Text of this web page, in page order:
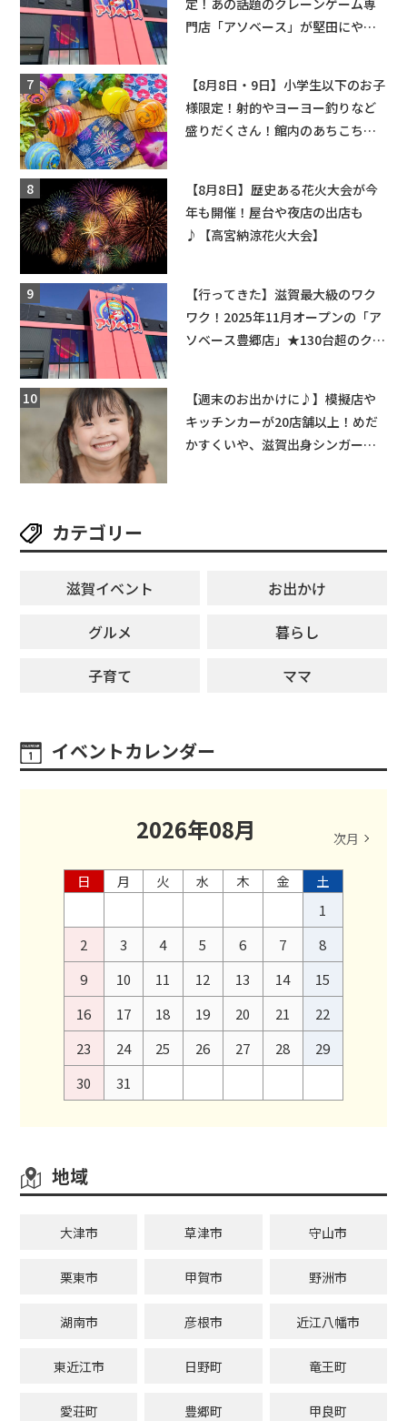
門店「アソベース」が堅田にやっ
【8月8日・9日】小学生以下のお子
様限定！射的やヨーヨー釣りなど
盛りだくさん！館内のあちこちに
【8月8日】歴史ある花火大会が今
年も開催！屋台や夜店の出店も
♪【高宮納涼花火大会】
【行ってきた】滋賀最大級のワク
ワク！2025年11月オープンの「ア
ソベース豊郷店」★130台超のクレ
【週末のお出かけに♪】模擬店や
キッチンカーが20店舗以上！めだ
かすくいや、滋賀出身シンガーソ
カテゴリー
滋賀イベント
お出かけ
グルメ
暮らし
子育て
ママ
イベントカレンダー
2026年08月 次月
日 月 火 水 木 金
土
1
2
3 4 5 6 7
8
9
10 11 12 13 14
15
16
17 18 19 20 21
22
23
24 25 26 27 28
29
30
31
地域
大津市 草津市 守山市
栗東市 甲賀市 野洲市
湖南市 彦根市 近江八幡市
東近江市 日野町 竜王町
愛荘町 豊郷町 甲良町